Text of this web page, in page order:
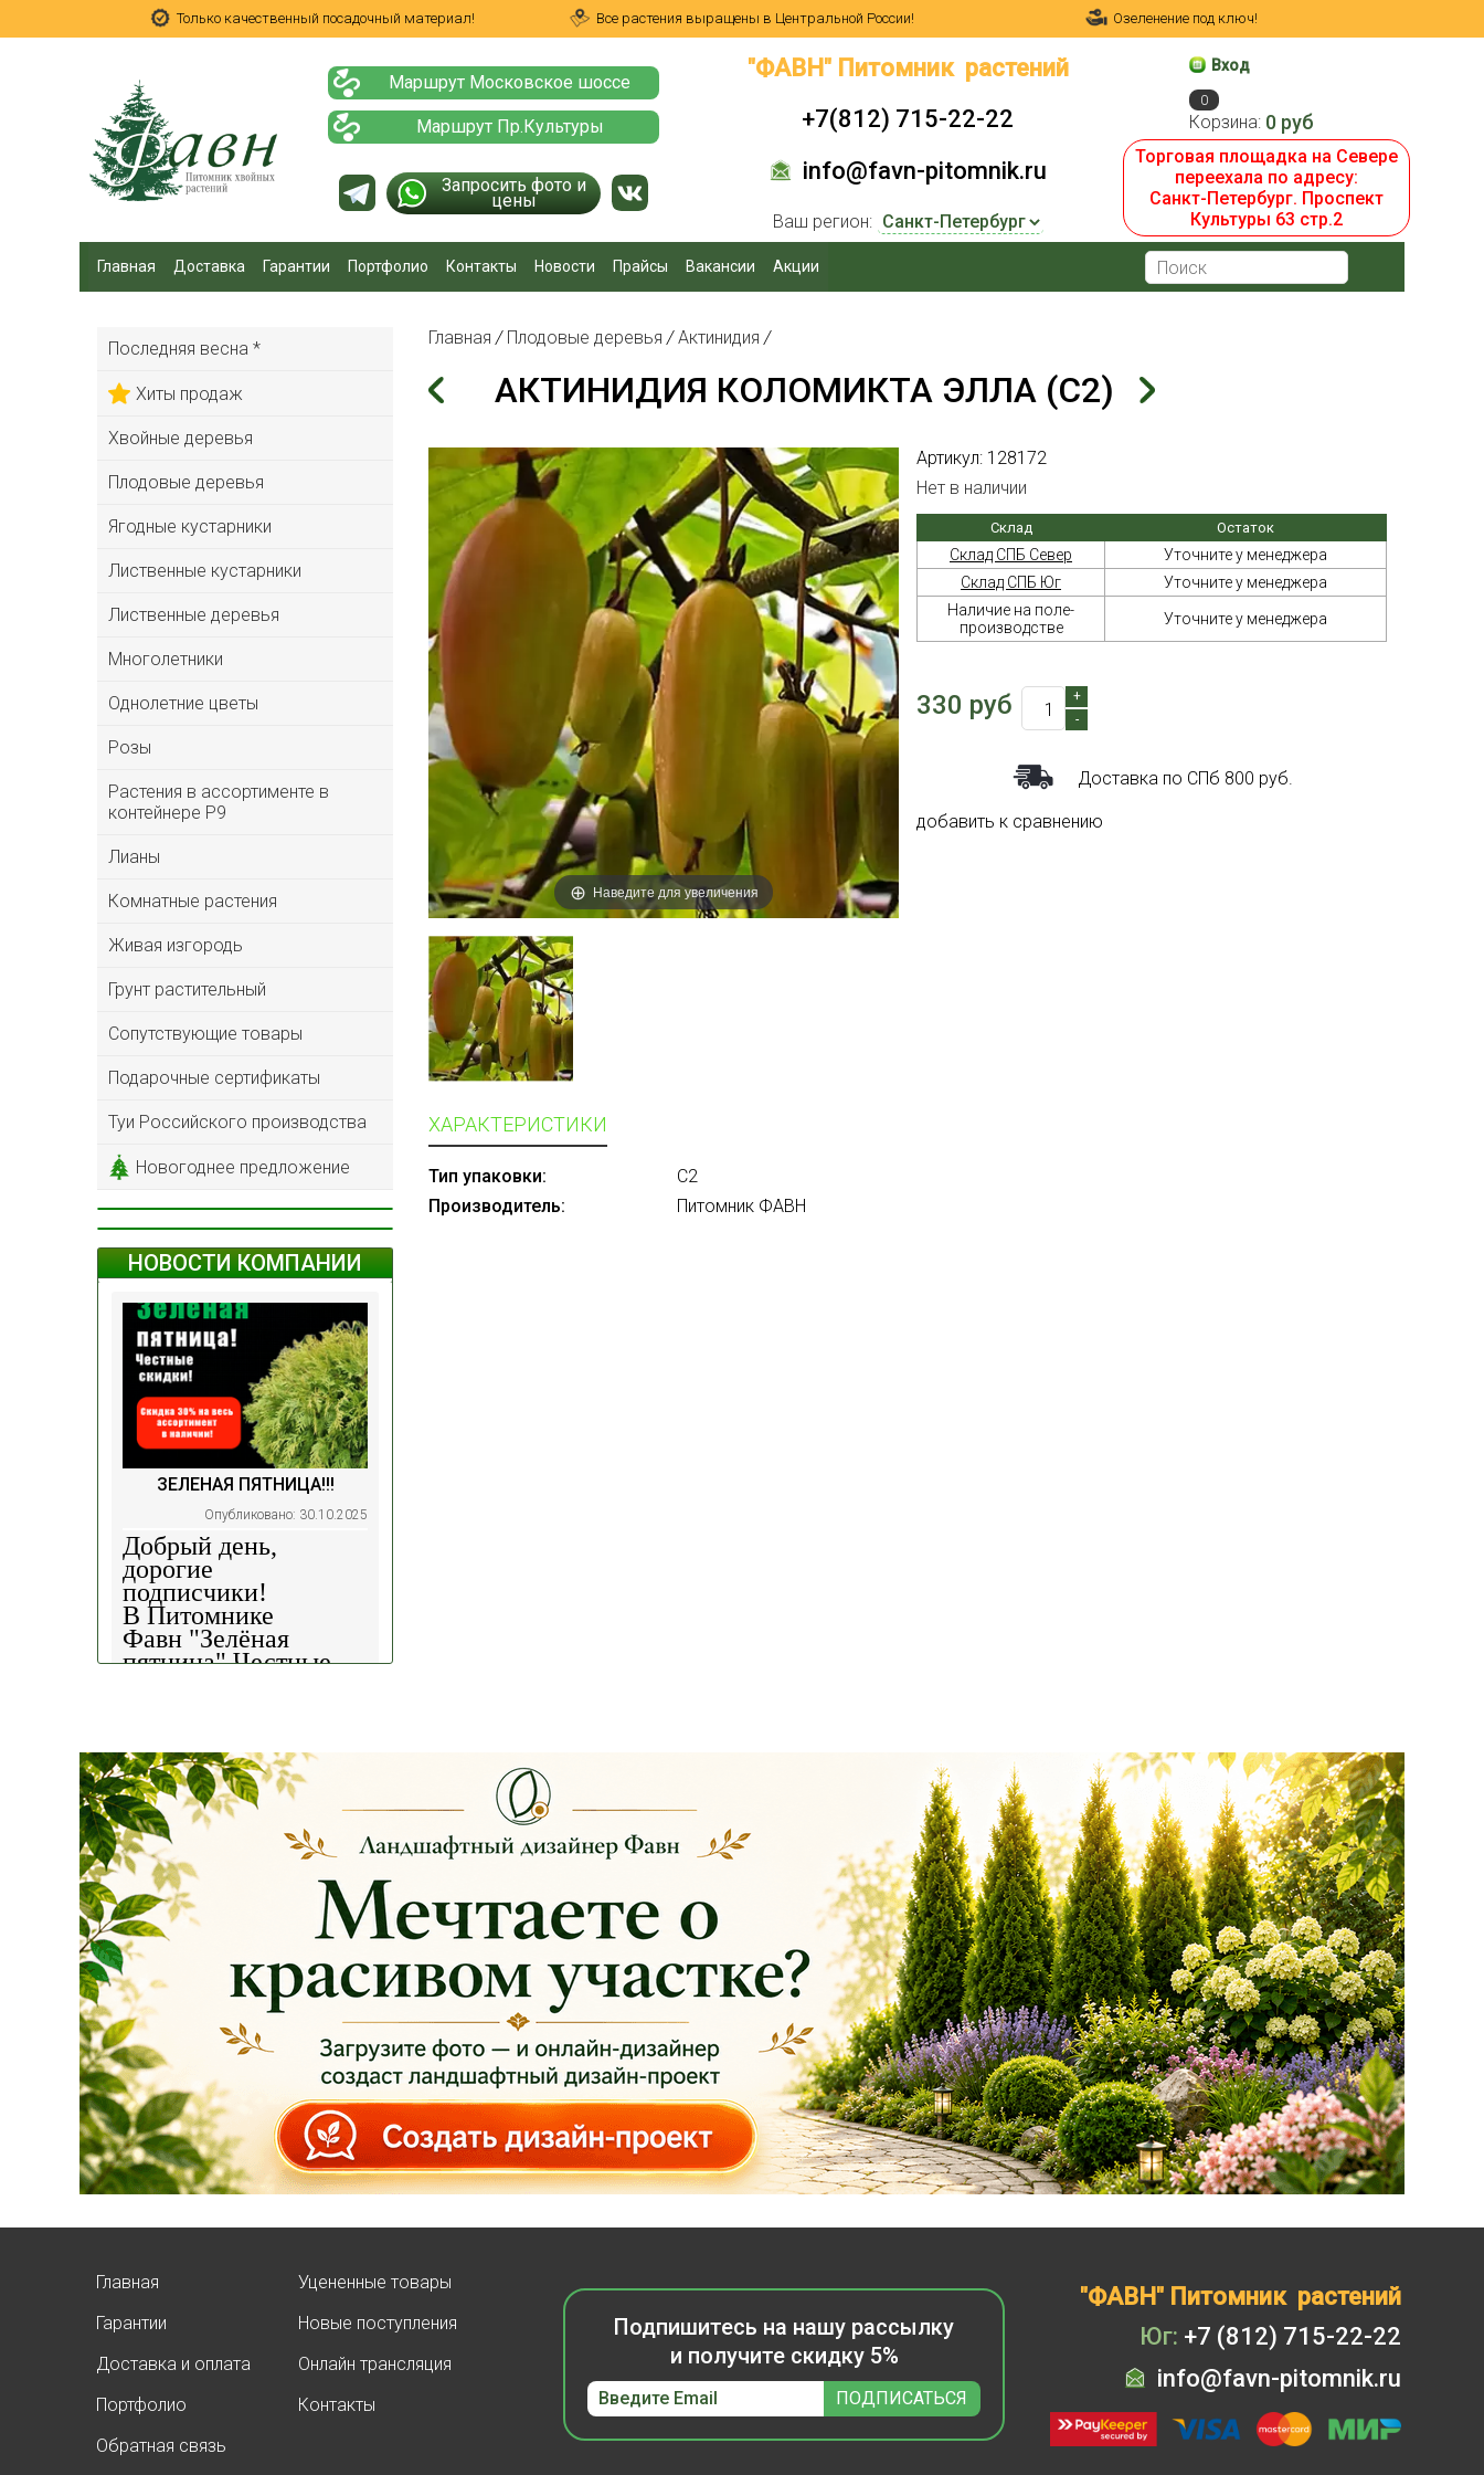
Только качественный посадочный материал! Все растения выращены в Центральной России! Озеленение под ключ!
Маршрут Московское шоссе
Маршрут Пр.Культуры
Запросить фото и
цены
"ФАВН" Питомник растений
+7(812) 715-22-22
info@favn-pitomnik.ru
Ваш регион:
Вход
0
Корзина: 0 руб
Торговая площадка на Севере
переехала по адресу:
Санкт-Петербург. Проспект
Культуры 63 стр.2
Главная Доставка Гарантии Портфолио Контакты Новости Прайсы Вакансии Акции
Последняя весна *
Хиты продаж
Хвойные деревья
Плодовые деревья
Ягодные кустарники
Лиственные кустарники
Лиственные деревья
Многолетники
Однолетние цветы
Розы
Растения в ассортименте в
контейнере P9
Лианы
Комнатные растения
Живая изгородь
Грунт растительный
Сопутствующие товары
Подарочные сертификаты
Туи Российского производства
Новогоднее предложение
НОВОСТИ КОМПАНИИ
ЗЕЛЕНАЯ ПЯТНИЦА!!!
Опубликовано: 30.10.2025
Добрый день,
дорогие
подписчики!
В Питомнике
Фавн "Зелёная
пятница".Честные
площадках!
Сроки проведения
акции: с 29.10 2025 -
04.11.2025
!!! Цены
на сайте и на
площадке указаны
БЕЗ учёта скидки!!!
Успейте приобрести
качественные
растения и украсить
свой сад! Всех ждём
в нашем питомнике!
ЧИТАТЬ ДАЛЕЕ
Добрый день, дорогие
У нас началась
Главная / Плодовые деревья / Актинидия /
АКТИНИДИЯ КОЛОМИКТА ЭЛЛА (С2)
Наведите для увеличения
Артикул: 128172
Нет в наличии
Склад Остаток
Склад СПБ Север
Уточните у менеджера
Склад СПБ Юг
Уточните у менеджера
Наличие на поле-
производстве
Уточните у менеджера
330 руб -
+
Доставка по СПб 800 руб.
добавить к сравнению
ХАРАКТЕРИСТИКИ
Тип упаковки:
С2
Производитель:
Питомник ФАВН
Главная
Гарантии
Доставка и оплата
Портфолио
Обратная связь
Уцененные товары
Новые поступления
Онлайн трансляция
Контакты
Подпишитесь на нашу рассылку
и получите скидку 5%
"ФАВН" Питомник растений
Юг: +7 (812) 715-22-22
info@favn-pitomnik.ru